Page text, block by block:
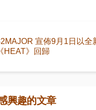
宣佈9月1日以全
《HEAT》回歸
興趣的文章